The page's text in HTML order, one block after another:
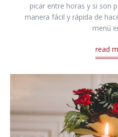
picar entre horas y si son
manera fácil y rápida de
menú
read